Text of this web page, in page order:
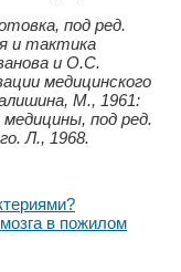
под ред.
и тактика
и О.С.
медицинского
М., 1961:
под ред.
Л., 1968.
в пожилом